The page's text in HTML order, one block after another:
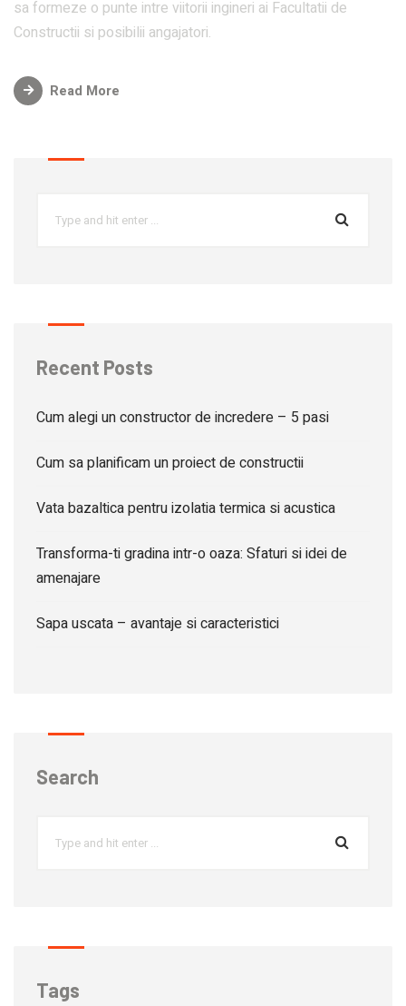
sa formeze o punte intre viitorii ingineri ai Facultatii de
Constructii si posibilii angajatori.
Read More
Recent Posts
Cum alegi un constructor de incredere – 5 pasi
Cum sa planificam un proiect de constructii
Vata bazaltica pentru izolatia termica si acustica
Transforma-ti gradina intr-o oaza: Sfaturi si idei de
amenajare
Sapa uscata – avantaje si caracteristici
Search
Tags